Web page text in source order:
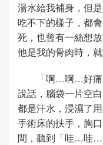
湯水給我補身，但
吃不下的樣子，都
死，也曾有一絲想
他是我的骨肉時，
「啊…啊…好
說話，腦袋一片空
都是汗水，浸濕了
手術床的扶手，胸
間，聽到「哇…哇…